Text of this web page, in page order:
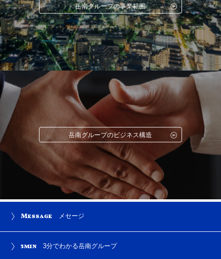
岳南グループの事業範囲
岳南グループのビジネス構造
Message メセージ
3min 3分でわかる岳南グループ